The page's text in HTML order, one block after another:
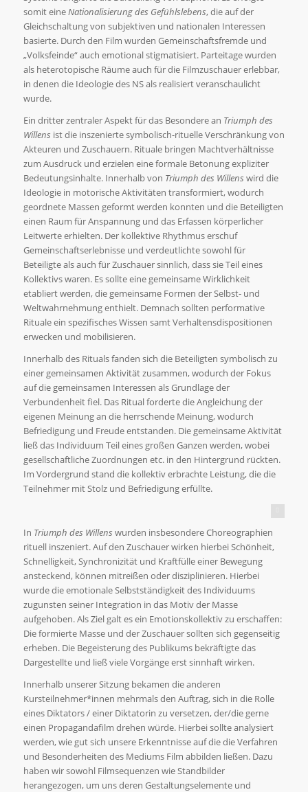
somit eine Nationalisierung des Gefühlslebens, die auf der
Gleichschaltung von subjektiven und nationalen Interessen
basierte. Durch den Film wurden Gemeinschaftsfremde und
„Volksfeinde“ auch emotional stigmatisiert. Parteitage wurden
als heterotopische Räume auch für die Filmzuschauer erlebbar,
in denen die Ideologie des NS als realisiert veranschaulicht
wurde.
Ein dritter zentraler Aspekt für das Besondere an Triumph des
Willens ist die inszenierte symbolisch-rituelle Verschränkung von
Akteuren und Zuschauern. Rituale bringen Machtverhältnisse
zum Ausdruck und erzielen eine formale Betonung expliziter
Bedeutungsinhalte. Innerhalb von Triumph des Willens wird die
Ideologie in motorische Aktivitäten transformiert, wodurch
geordnete Massen geformt werden konnten und die Beteiligten
einen Raum für Anspannung und das Erfassen körperlicher
Leitwerte erhielten. Der kollektive Rhythmus erschuf
Gemeinschaftserlebnisse und verdeutlichte sowohl für
Beteiligte als auch für Zuschauer sinnlich, dass sie Teil eines
Kollektivs waren. Es sollte eine gemeinsame Wirklichkeit
etabliert werden, die gemeinsame Formen der Selbst- und
Weltwahrnehmung enthielt. Demnach sollten performative
Rituale ein spezifisches Wissen samt Verhaltensdispositionen
erwecken und mobilisieren.
Innerhalb des Rituals fanden sich die Beteiligten symbolisch zu
einer gemeinsamen Aktivität zusammen, wodurch der Fokus
auf die gemeinsamen Interessen als Grundlage der
Verbundenheit fiel. Das Ritual forderte die Angleichung der
eigenen Meinung an die herrschende Meinung, wodurch
Befriedigung und Freude entstanden. Die gemeinsame Aktivität
ließ das Individuum Teil eines großen Ganzen werden, wobei
gesellschaftliche Zuordnungen etc. in den Hintergrund rückten.
Im Vordergrund stand die kollektiv erbrachte Leistung, die die
Teilnehmer mit Stolz und Befriedigung erfüllte.
In Triumph des Willens wurden insbesondere Choreographien
rituell inszeniert. Auf den Zuschauer wirken hierbei Schönheit,
Schnelligkeit, Synchronizität und Kraftfülle einer Bewegung
ansteckend, können mitreißen oder disziplinieren. Hierbei
wurde die emotionale Selbstständigkeit des Individuums
zugunsten seiner Integration in das Motiv der Masse
aufgehoben. Als Ziel galt es ein Emotionskollektiv zu erschaffen:
Die formierte Masse und der Zuschauer sollten sich gegenseitig
erheben. Die Begeisterung des Publikums bekräftigte das
Dargestellte und ließ viele Vorgänge erst sinnhaft wirken.
Innerhalb unserer Sitzung bekamen die anderen
Kursteilnehmer*innen mehrmals den Auftrag, sich in die Rolle
eines Diktators / einer Diktatorin zu versetzen, der/die gerne
einen Propagandafilm drehen würde. Hierbei sollte analysiert
werden, wie gut sich unsere Erkenntnisse auf die die Verfahren
und Besonderheiten des Mediums Film abbilden ließen. Dazu
haben wir sowohl Filmsequenzen wie Standbilder
herangezogen, um uns deren Gestaltungselemente und